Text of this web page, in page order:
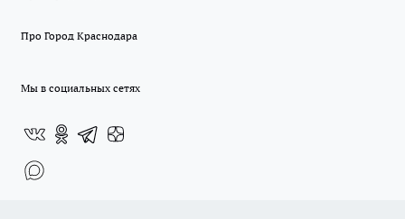
Про Город Краснодара
Мы в социальных сетях